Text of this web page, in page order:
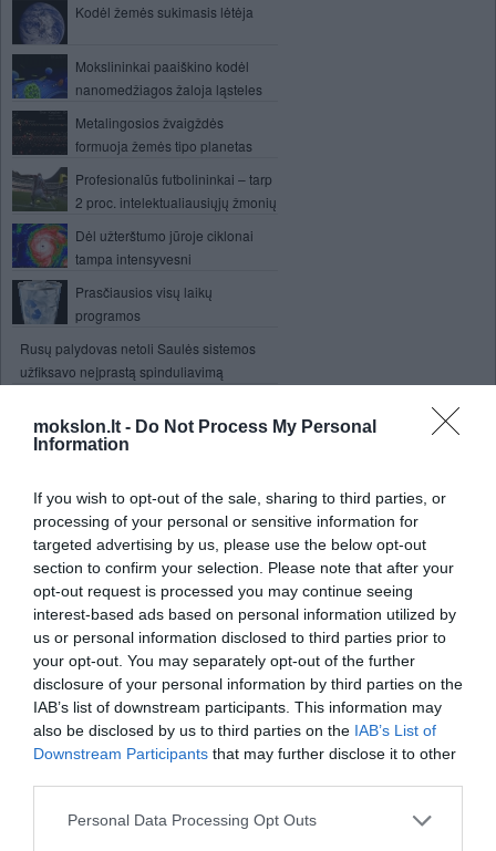
mokslon.lt - Do Not Process My Personal
Information
If you wish to opt-out of the sale, sharing to third parties, or
processing of your personal or sensitive information for
targeted advertising by us, please use the below opt-out
section to confirm your selection. Please note that after your
opt-out request is processed you may continue seeing
interest-based ads based on personal information utilized by
us or personal information disclosed to third parties prior to
your opt-out. You may separately opt-out of the further
disclosure of your personal information by third parties on the
IAB’s list of downstream participants. This information may
also be disclosed by us to third parties on the IAB’s List of
Downstream Participants that may further disclose it to other
Personal Data Processing Opt Outs
Kodėl žemės sukimasis lėtėja
Mokslininkai paaiškino kodėl
nanomedžiagos žaloja ląsteles
Metalingosios žvaigždės
formuoja žemės tipo planetas
Profesionalūs futbolininkai – tarp
2 proc. intelektualiausiųjų žmonių
Dėl užterštumo jūroje ciklonai
tampa intensyvesni
Prasčiausios visų laikų
programos
Rusų palydovas netoli Saulės sistemos
užfiksavo neįprastą spinduliavimą
narkotikų priklausomybės
gydymui
„Gmail“
Džeimso Webo teleskopas ieškos
žemės tipo planetų
Elektromobiliai tarša niekuo
nenusileidžia dyzeliniams
automobiliams
"Google" planuose - nuosavi palydovai
Kodėl jaunos poros nesituokia?
Elektroniniai lustai žmonių
smegenyse